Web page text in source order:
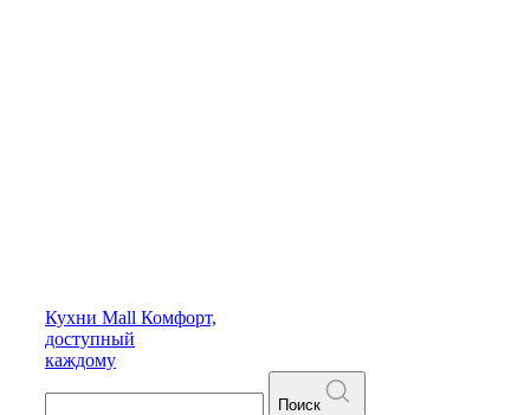
Кухни Mall Комфорт,
доступный
каждому
Поиск